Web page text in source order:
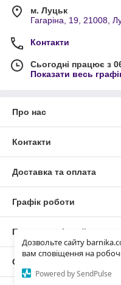
Дозвольте сайту
вам сповіщення на
Powered by SendPulse
м. Луцьк
Гагаріна, 19, 21008,
Контакти
Сьогодні працює з
Показати весь
Про нас
Контакти
Доставка та оплата
Графік роботи
Повна версія сайту
Сайт створено на